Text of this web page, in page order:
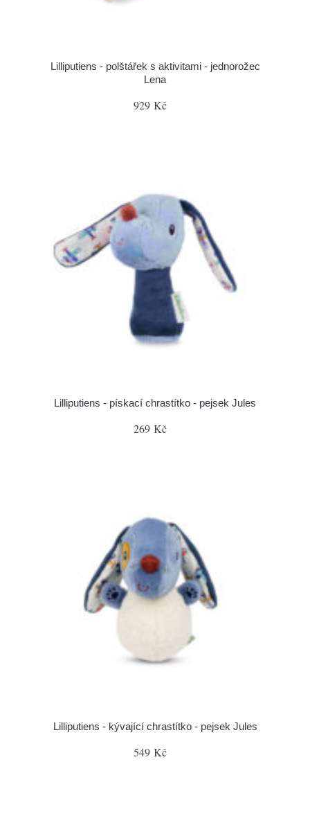
Lilliputiens - polštářek s aktivitami - jednorožec
Lena
929 Kč
Lilliputiens - pískací chrastítko - pejsek Jules
269 Kč
Lilliputiens - kývající chrastítko - pejsek Jules
549 Kč